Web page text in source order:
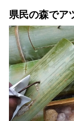
県民の森でア